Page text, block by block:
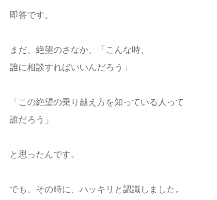
即答です。
まだ、絶望のさなか、「こんな時、
誰に相談すればいいんだろう」
「この絶望の乗り越え方を知っている人って
誰だろう」
と思ったんです。
でも、その時に、ハッキリと認識しました。